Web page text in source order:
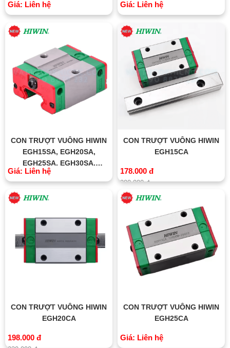
Giá: Liên hệ Giá: Liên hệ
CON TRƯỢT VUÔNG HIWIN
EGH15SA, EGH20SA,
EGH25SA, EGH30SA,
EGH35SA
Giá: Liên hệ
CON TRƯỢT VUÔNG HIWIN
EGH15CA
178.000 đ
200.000 đ
CON TRƯỢT VUÔNG HIWIN
EGH20CA
198.000 đ
CON TRƯỢT VUÔNG HIWIN
EGH25CA
Giá: Liên hệ